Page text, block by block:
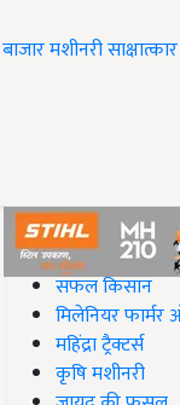
बाजारमशीनरीसाक्षात्कार
#Top on Krishi
सफल किसान
मिलेनियर फार्मर
महिंद्रा ट्रैक्टर्स
कृषि मशीनरी